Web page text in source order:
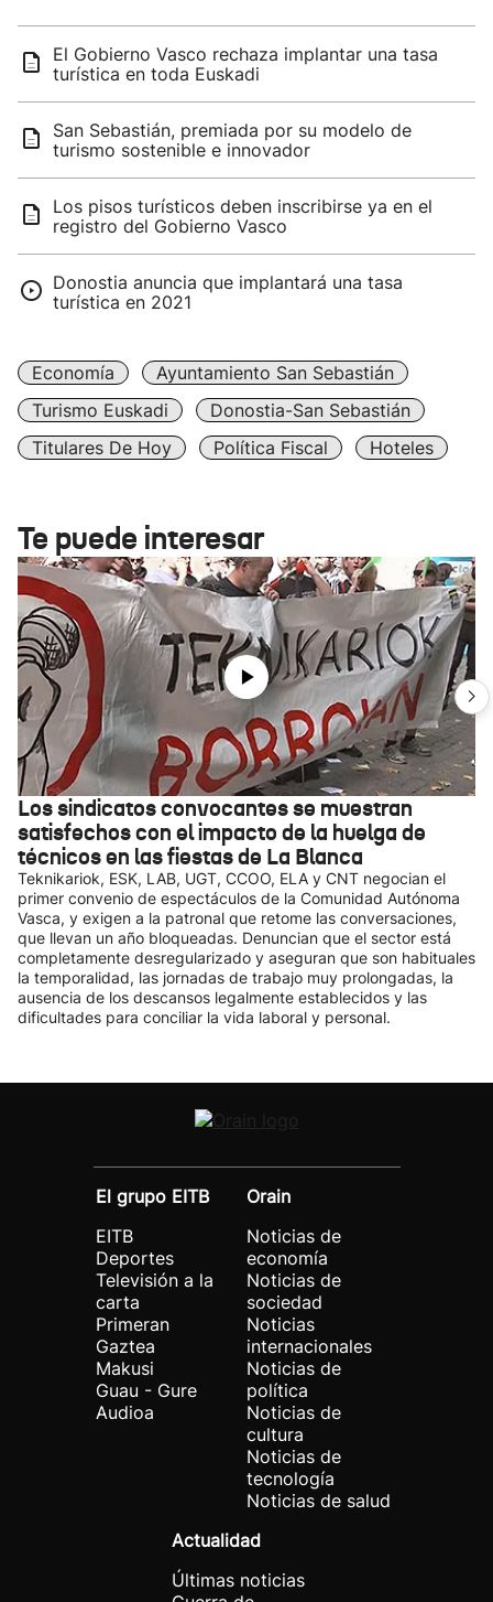
El Gobierno Vasco rechaza implantar una tasa
turística en toda Euskadi
San Sebastián, premiada por su modelo de
turismo sostenible e innovador
Los pisos turísticos deben inscribirse ya en el
registro del Gobierno Vasco
Donostia anuncia que implantará una tasa
turística en 2021
Economía
Ayuntamiento San Sebastián
Turismo Euskadi
Donostia-San Sebastián
Titulares De Hoy
Política Fiscal Hoteles
Te puede interesar
Los sindicatos convocantes se muestran
satisfechos con el impacto de la huelga de
técnicos en las fiestas de La Blanca
Teknikariok, ESK, LAB, UGT, CCOO, ELA y CNT negocian el
primer convenio de espectáculos de la Comunidad Autónoma
Vasca, y exigen a la patronal que retome las conversaciones,
que llevan un año bloqueadas. Denuncian que el sector está
completamente desregularizado y aseguran que son habituales
la temporalidad, las jornadas de trabajo muy prolongadas, la
ausencia de los descansos legalmente establecidos y las
dificultades para conciliar la vida laboral y personal.
El grupo EITB
EITB
Deportes
Televisión a la
carta
Primeran
Gaztea
Makusi
Guau - Gure
Audioa
Orain
Noticias de
economía
Noticias de
sociedad
Noticias
internacionales
Noticias de
política
Noticias de
cultura
Noticias de
tecnología
Noticias de salud
Actualidad
Últimas noticias